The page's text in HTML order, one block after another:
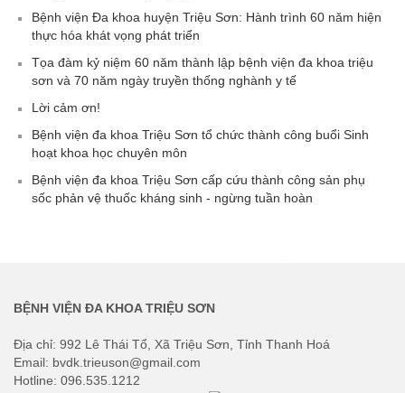
Bệnh viện Đa khoa huyện Triệu Sơn: Hành trình 60 năm hiện
thực hóa khát vọng phát triển
Tọa đàm kỷ niệm 60 năm thành lập bệnh viện đa khoa triệu
sơn và 70 năm ngày truyền thống nghành y tế
Lời cảm ơn!
Bệnh viện đa khoa Triệu Sơn tổ chức thành công buổi Sinh
hoạt khoa học chuyên môn
Bệnh viện đa khoa Triệu Sơn cấp cứu thành công sản phụ
sốc phản vệ thuốc kháng sinh - ngừng tuần hoàn
BỆNH VIỆN ĐA KHOA TRIỆU SƠN
Địa chỉ: 992 Lê Thái Tổ, Xã Triệu Sơn, Tỉnh Thanh Hoá
Email: bvdk.trieuson@gmail.com
Hotline: 096.535.1212